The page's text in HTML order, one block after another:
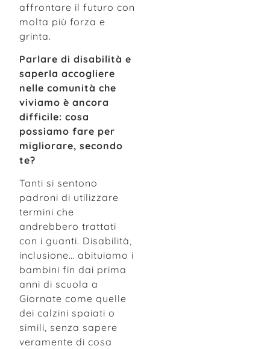
affrontare il futuro con
molta più forza e
grinta.
Parlare di disabilità e
saperla accogliere
nelle comunità che
viviamo è ancora
difficile: cosa
possiamo fare per
migliorare, secondo
te?
Tanti si sentono
padroni di utilizzare
termini che
andrebbero trattati
con i guanti. Disabilità,
inclusione… abituiamo i
bambini fin dai prima
anni di scuola a
Giornate come quelle
dei calzini spaiati o
simili, senza sapere
veramente di cosa